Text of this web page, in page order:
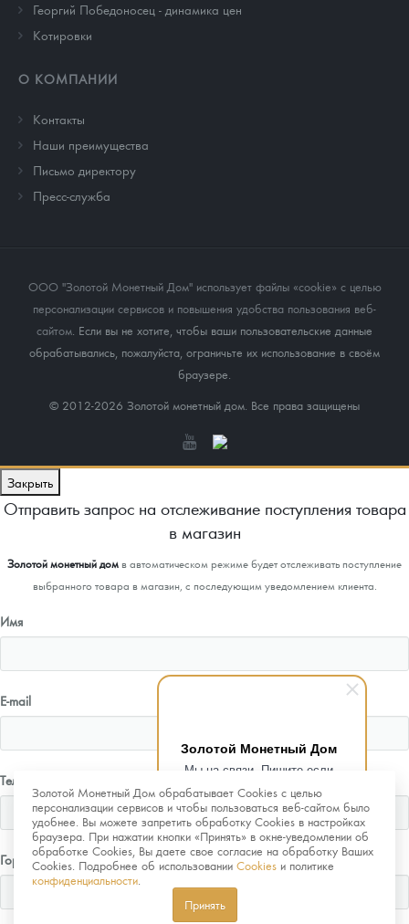
Золотой Монетный Дом
Мы на связи. Пишите если
возникнут любые вопросы.
Рады помочь.
Георгий Победоносец - динамика цен
Котировки
О КОМПАНИИ
Контакты
Наши преимущества
Письмо директору
Пресс-служба
ООО "Золотой Монетный Дом" использует файлы «cookie» с целью
персонализации сервисов и повышения удобства пользования веб-
сайтом. Если вы не хотите, чтобы ваши пользовательские данные
обрабатывались, пожалуйста, ограничьте их использование в своём
браузере.
© 2012-2026 Золотой монетный дом. Все права защищены
Золотой Монетный Дом обрабатывает Cookies с целью
персонализации сервисов и чтобы пользоваться веб-сайтом было
удобнее. Вы можете запретить обработку Cookies в настройках
браузера. При нажатии кнопки «Принять» в окне-уведомлении об
обработке Cookies, Вы даете свое согласие на обработку Ваших
Cookies. Подробнее об использовании Cookies и политике
конфиденциальности
Принять
Закрыть
Отправить запрос на отслеживание поступления товара
в магазин
Золотой монетный домв автоматическом режиме будет отслеживать поступление
выбранного товара в магазин, с последующим уведомлением клиента.
Имя
E-mail
Телефон
Город